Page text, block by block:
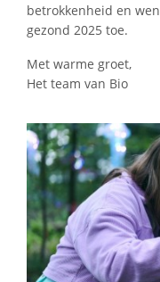
betrokkenheid en
gezond 2025 toe.
Met warme groet,
Het team van Bio